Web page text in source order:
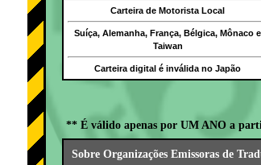
Carteira de Motorista Local
Suíça, Alemanha, França, Bélgica, Mônaco e
Taiwan
Carteira digital é inválida no Japão
** É válido apenas por UM ANO a
Sobre Organizações Emissoras de